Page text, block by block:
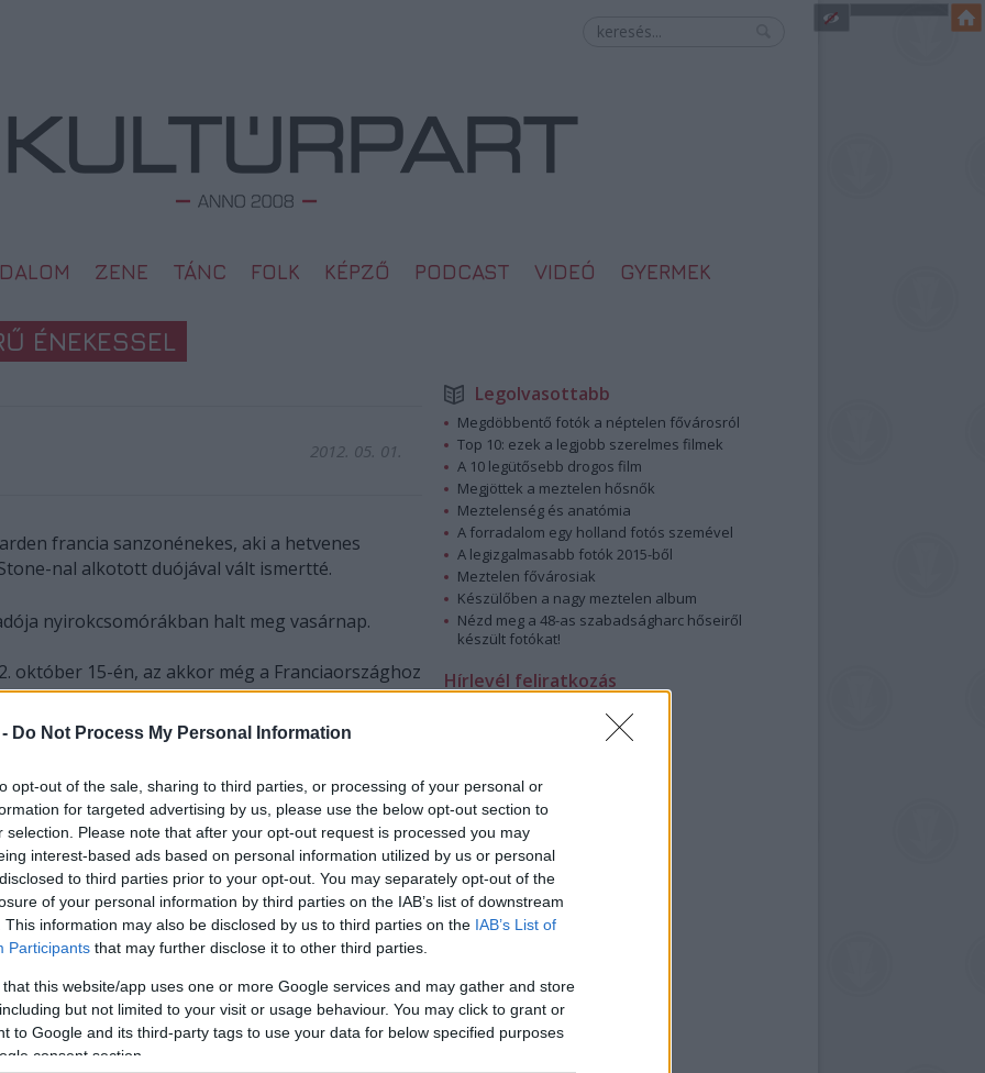
Do Not Process My Personal Information
opt-out of the sale, sharing to third parties, or processing of your personal or
for targeted advertising by us, please use the below opt-out section to
selection. Please note that after your opt-out request is processed you may
interest-based ads based on personal information utilized by us or personal
to third parties prior to your opt-out. You may separately opt-out of the
of your personal information by third parties on the IAB’s list of downstream
This information may also be disclosed by us to third parties on the IAB’s List of
Participants that may further disclose it to other third parties.
that this website/app uses one or more Google services and may gather and store
but not limited to your visit or usage behaviour. You may click to grant or
to Google and its third-party tags to use your data for below specified purposes
consent section.
ZENE TÁNC FOLK KÉPZŐ PODCAST VIDEÓ GYERMEK
ÉNEKESSEL
2012. 05. 01.
francia sanzonénekes, aki a hetvenes
nal alkotott duójával vált ismertté.
nyirokcsomórákban halt meg vasárnap.
október 15-én, az akkor még a Franciaországhoz
kikötővárosban született. 1950-ben
presztízsű párizsi elitképzőben, az HEC-ben
első lemeze (
Legolvasottabb
Megdöbbentő fotók a néptelen fővárosról
Top 10: ezek a legjobb szerelmes filmek
A 10 legütősebb drogos film
Megjöttek a meztelen hősnők
Meztelenség és anatómia
A forradalom egy holland fotós szemével
A legizgalmasabb fotók 2015-ből
Meztelen fővárosiak
Készülőben a nagy meztelen album
Nézd meg a 48-as szabadságharc hőseiről
készült fotókat!
Hírlevél feliratkozás